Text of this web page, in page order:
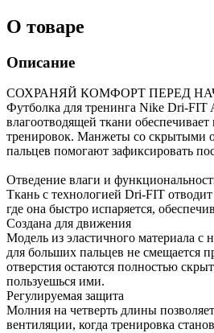
О товаре
Описание
СОХРАНЯЙ КОМФОРТ ПЕРЕД
Футболка для тренинга Nike Dri-FIT
влагоотводящей ткани
тренировок. Манжеты со скрытыми
пальцев помогают зафиксировать
Отведение влаги и
Ткань с технологией Dri-FIT
где она быстро испаряется,
Создана для движения
Модель из эластичного материала с
для больших пальцев не смещается
отверстия остаются полностью
пользуешься ими.
Регулируемая защита
Молния на четверть длины
вентиляции, когда тренировка